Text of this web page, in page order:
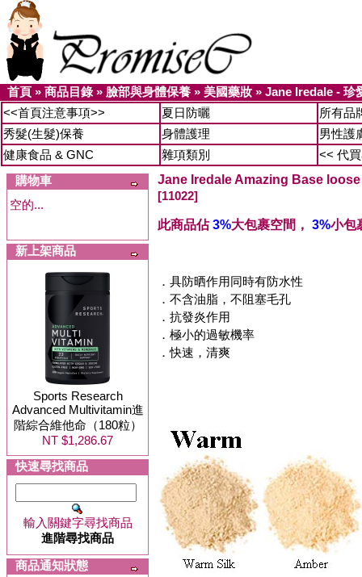
首頁 » 商品目錄» 臉部與身體保養 » 美國藥妝 » Jane Iredale - 珍
<<首頁注意事項>>
夏日防曬
所有品
秀髮(生髮)保養
身體護理
男性護
健康食品 & GNC
雜項類別
<< 代
購物車
空的...
新上架商品
Sports Research
Advanced Multivitamin進
階綜合維他命（180粒）
NT $1,286.67
快速尋找商品
輸入關鍵字尋找商品
進階尋找商品
商品通知狀態
Jane Iredale Amazing Base
[11022]
此商品佔3%大包裹空間， 3%小包
．具防晒作用同時有防水性
．不含油脂，不阻塞毛孔
．抗發炎作用
．極小的過敏機率
．快速，清爽